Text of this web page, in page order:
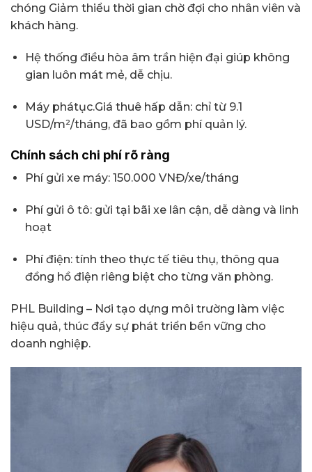
chóng Giảm thiểu thời gian chờ đợi cho nhân viên và
khách hàng.
Hệ thống điều hòa âm trần hiện đại giúp không
gian luôn mát mẻ, dễ chịu.
Máy phátục.Giá thuê hấp dẫn: chỉ từ 9.1
USD/m²/tháng, đã bao gồm phí quản lý.
Chính sách chi phí rõ ràng
Phí gửi xe máy: 150.000 VNĐ/xe/tháng
Phí gửi ô tô: gửi tại bãi xe lân cận, dễ dàng và linh
hoạt
Phí điện: tính theo thực tế tiêu thụ, thông qua
đồng hồ điện riêng biệt cho từng văn phòng.
PHL Building – Nơi tạo dựng môi trường làm việc
hiệu quả, thúc đẩy sự phát triển bền vững cho
doanh nghiệp.